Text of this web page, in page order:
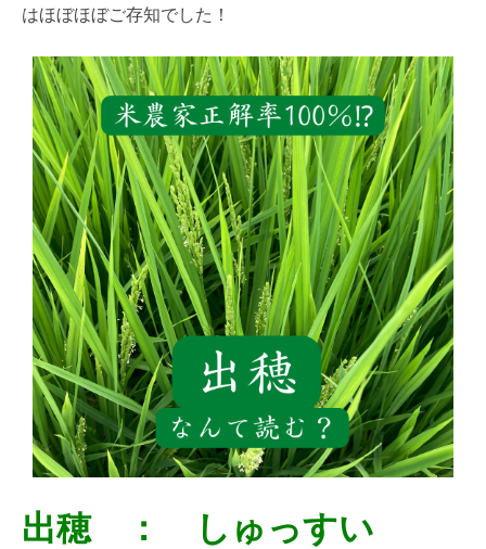
はほぼほぼご存知でした！
出穂 ： しゅっすい